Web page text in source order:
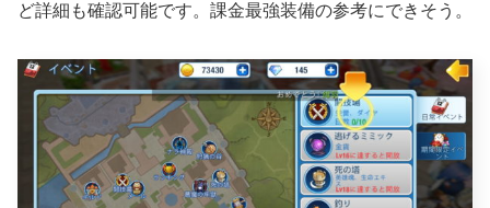
ど詳細も確認可能です。課金最強装備の参考にできそう。